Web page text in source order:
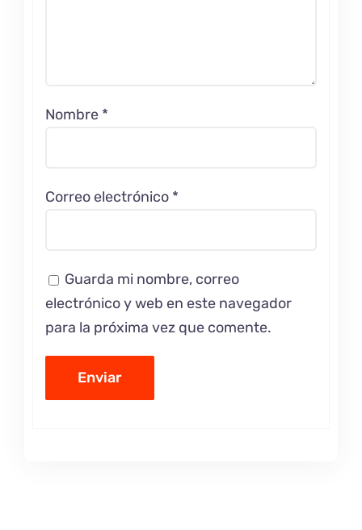
Nombre *
Correo electrónico *
Guarda mi nombre, correo
electrónico y web en este navegador
para la próxima vez que comente.